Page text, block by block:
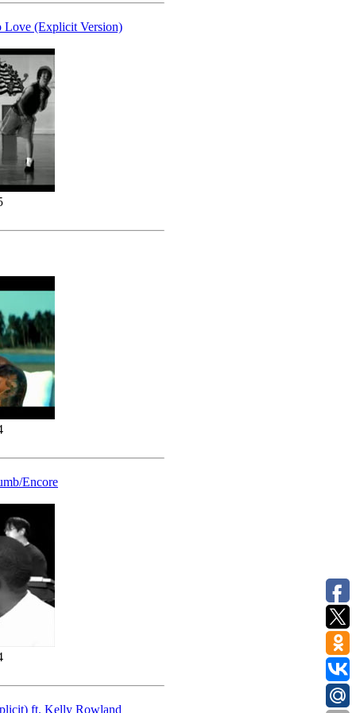
(Explicit Version)
Encore
ft. Kelly Rowland